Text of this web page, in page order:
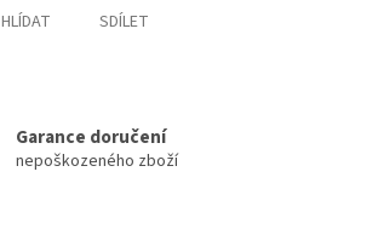
HLÍDAT SDÍLET
Garance doručení
nepoškozeného zboží